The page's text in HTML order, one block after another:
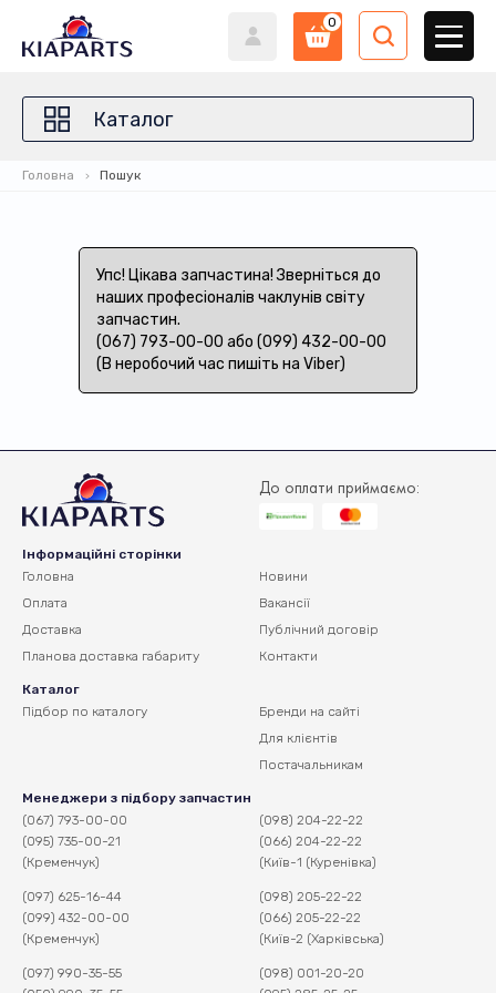
0
Каталог
Головна Пошук
Упс! Цікава запчастина! Зверніться до
наших професіоналів чаклунів світу
запчастин.
(067) 793-00-00 або (099) 432-00-00
(В неробочий час пишіть на Viber)
До оплати приймаємо:
Інформаційні сторінки
Головна
Оплата
Доставка
Планова доставка габариту
Новини
Вакансії
Публічний договір
Контакти
Каталог
Підбор по каталогу
Бренди на сайті
Для клієнтів
Постачальникам
Менеджери з підбору запчастин
(067) 793-00-00
(095) 735-00-21
(Кременчук)
(097) 625-16-44
(099) 432-00-00
(Кременчук)
(097) 990-35-55
(098) 204-22-22
(066) 204-22-22
(Київ-1 (Куренівка)
(098) 205-22-22
(066) 205-22-22
(Київ-2 (Харківська)
(098) 001-20-20